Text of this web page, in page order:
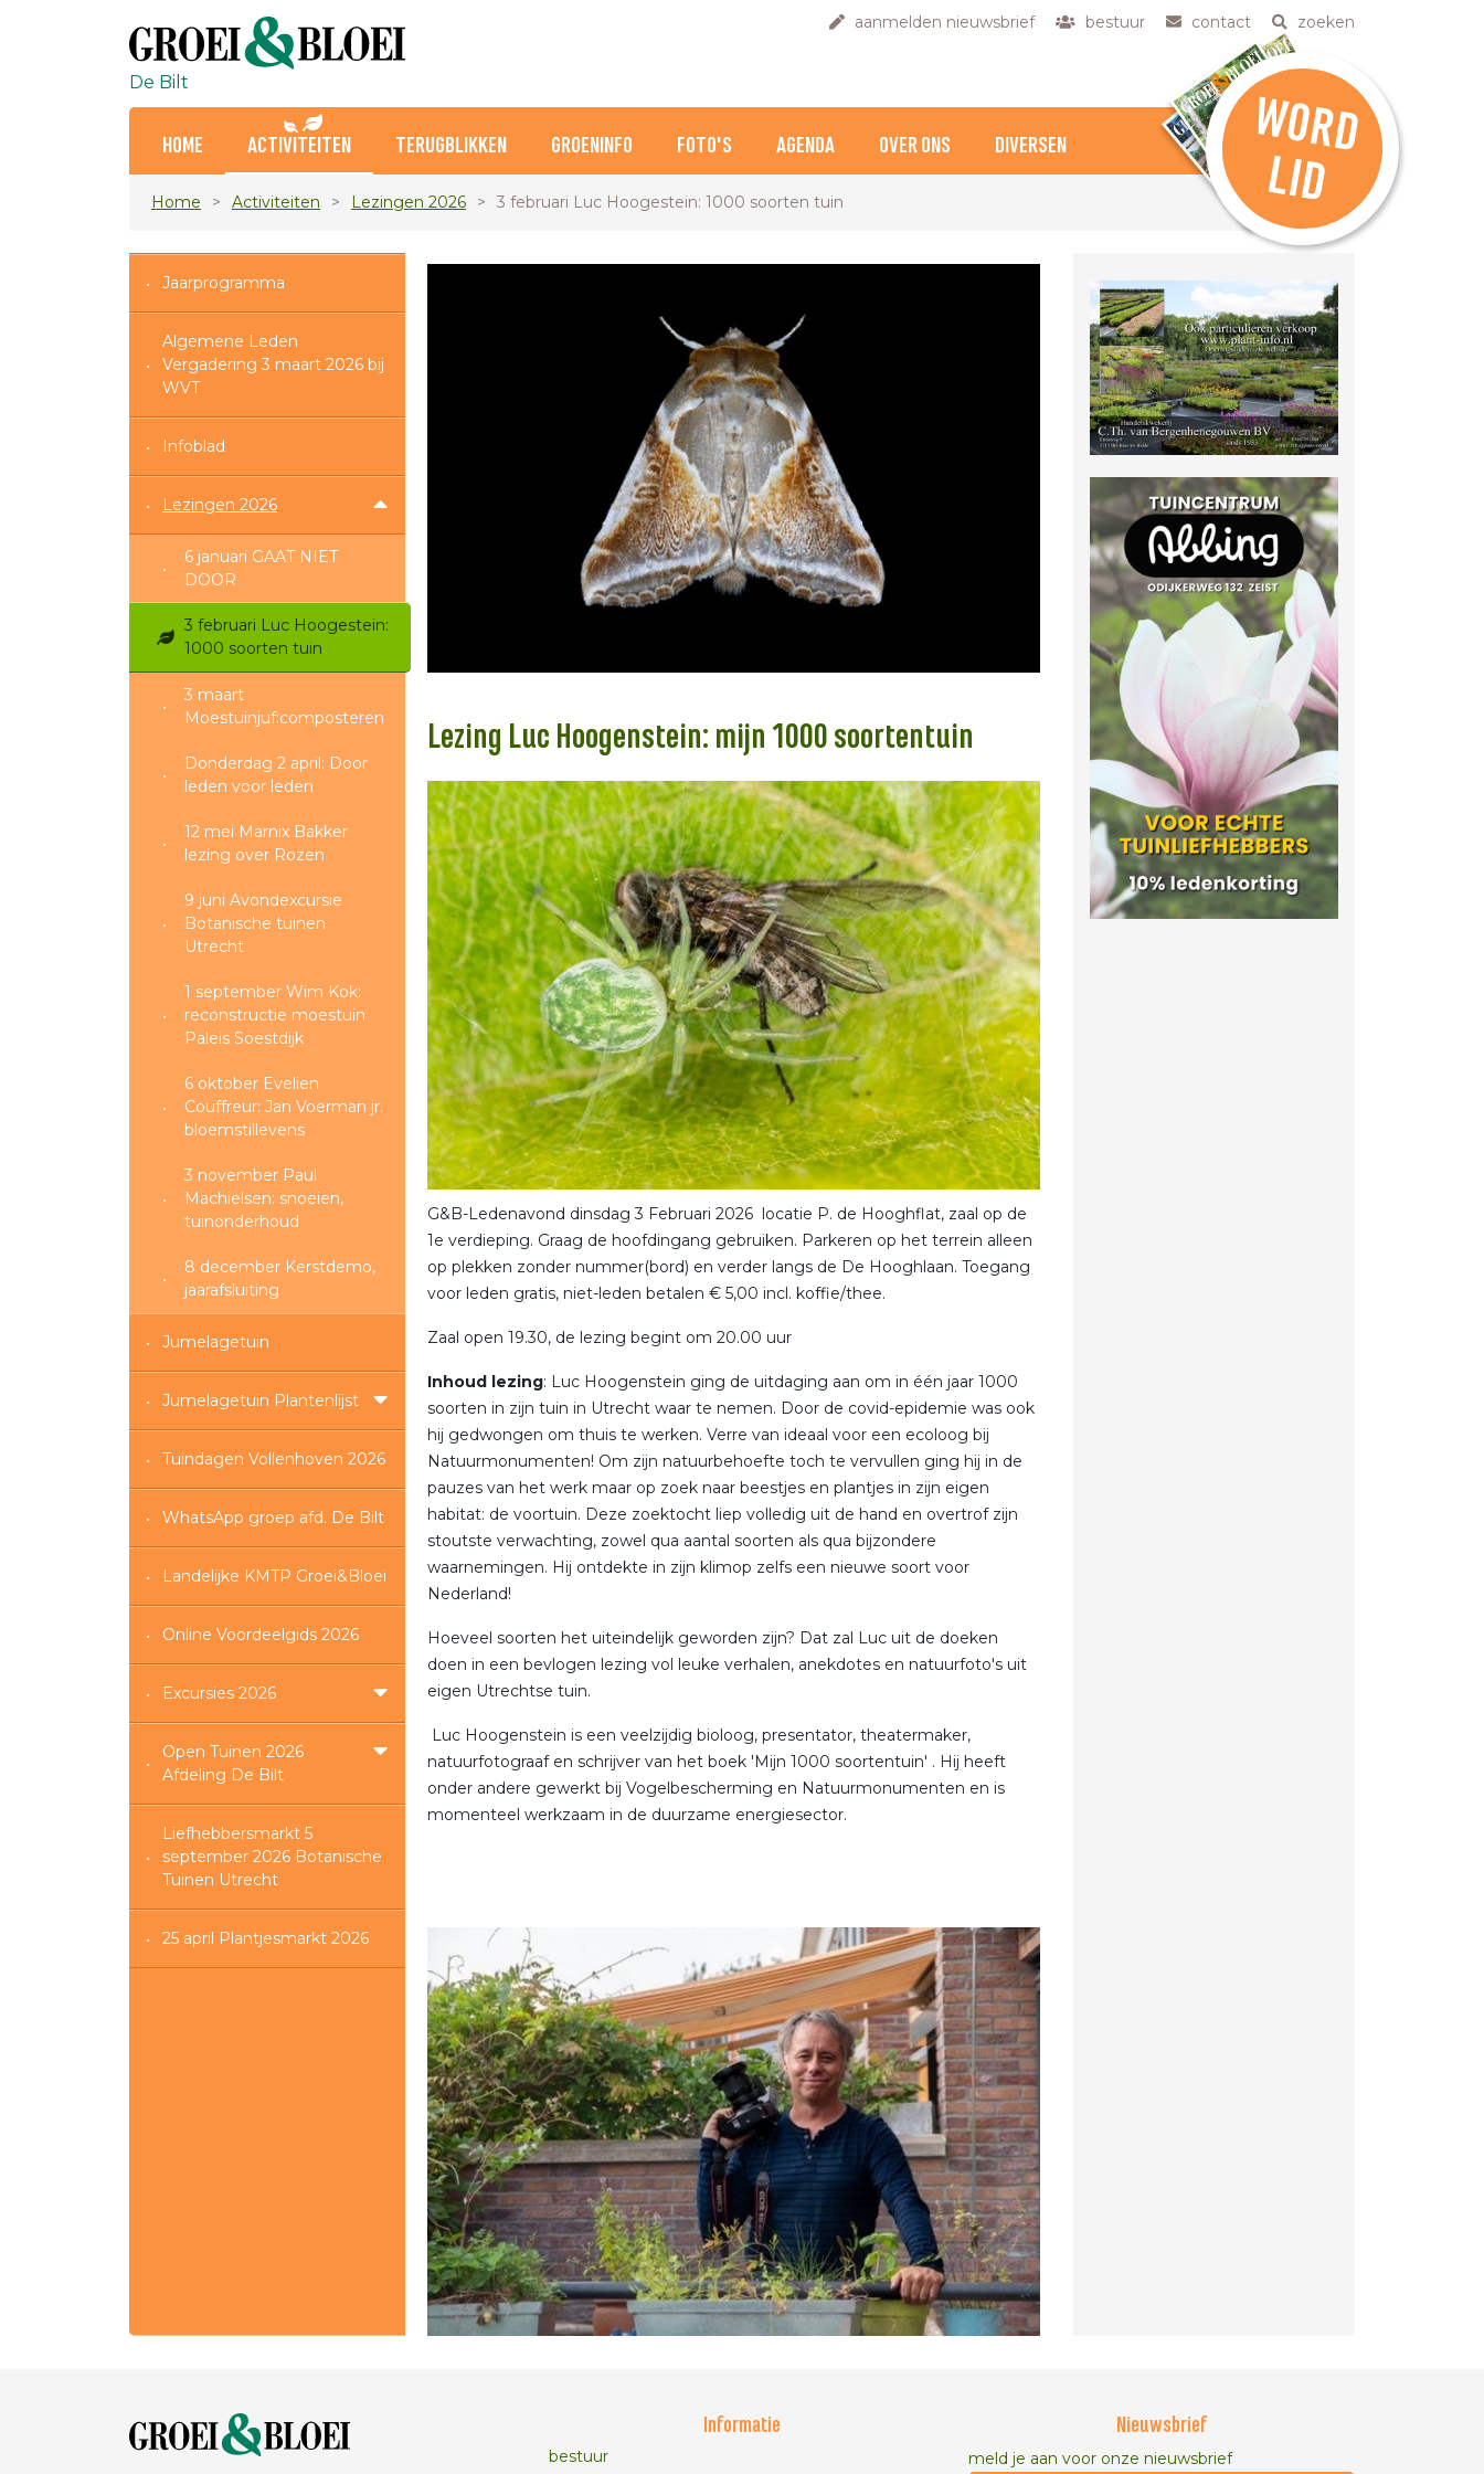
aanmelden nieuwsbrief bestuur contact zoeken
De Bilt
HOME ACTIVITEITEN TERUGBLIKKEN GROENINFO FOTO'S AGENDA OVER ONS DIVERSEN W
O
R
D
L
ID
Home Activiteiten Lezingen 2026 3 februari Luc Hoogestein: 1000 soorten tuin
Jaarprogramma
Algemene Leden
Vergadering 3 maart 2026 bij
WVT
Infoblad
Lezingen 2026
6 januari GAAT NIET
DOOR
3 februari Luc Hoogestein:
1000 soorten tuin
3 maart
Moestuinjuf:composteren
Donderdag 2 april: Door
leden voor leden
12 mei Marnix Bakker
lezing over Rozen
9 juni Avondexcursie
Botanische tuinen
Utrecht
1 september Wim Kok:
reconstructie moestuin
Paleis Soestdijk
6 oktober Evelien
Couffreur: Jan Voerman jr.
bloemstillevens
3 november Paul
Machielsen: snoeien,
tuinonderhoud
8 december Kerstdemo,
jaarafsluiting
Jumelagetuin
Jumelagetuin Plantenlijst
Tuindagen Vollenhoven 2026
WhatsApp groep afd. De Bilt
Landelijke KMTP Groei&Bloei
Online Voordeelgids 2026
Excursies 2026
Open Tuinen 2026
Afdeling De Bilt
Liefhebbersmarkt 5
september 2026 Botanische
Tuinen Utrecht
25 april Plantjesmarkt 2026
Lezing Luc Hoogenstein: mijn 1000 soortentuin
G&B-Ledenavond dinsdag 3 Februari 2026 locatie P. de Hooghflat, zaal op de
1e verdieping. Graag de hoofdingang gebruiken. Parkeren op het terrein alleen
op plekken zonder nummer(bord) en verder langs de De Hooghlaan. Toegang
voor leden gratis, niet-leden betalen € 5,00 incl. koffie/thee.
Zaal open 19.30, de lezing begint om 20.00 uur
Inhoud lezing: Luc Hoogenstein ging de uitdaging aan om in één jaar 1000
soorten in zijn tuin in Utrecht waar te nemen. Door de covid-epidemie was ook
hij gedwongen om thuis te werken. Verre van ideaal voor een ecoloog bij
Natuurmonumenten! Om zijn natuurbehoefte toch te vervullen ging hij in de
pauzes van het werk maar op zoek naar beestjes en plantjes in zijn eigen
habitat: de voortuin. Deze zoektocht liep volledig uit de hand en overtrof zijn
stoutste verwachting, zowel qua aantal soorten als qua bijzondere
waarnemingen. Hij ontdekte in zijn klimop zelfs een nieuwe soort voor
Nederland!
Hoeveel soorten het uiteindelijk geworden zijn? Dat zal Luc uit de doeken
doen in een bevlogen lezing vol leuke verhalen, anekdotes en natuurfoto's uit
eigen Utrechtse tuin.
Luc Hoogenstein is een veelzijdig bioloog, presentator, theatermaker,
natuurfotograaf en schrijver van het boek 'Mijn 1000 soortentuin' . Hij heeft
onder andere gewerkt bij Vogelbescherming en Natuurmonumenten en is
momenteel werkzaam in de duurzame energiesector.
Informatie
bestuur
Nieuwsbrief
meld je aan voor onze nieuwsbrief